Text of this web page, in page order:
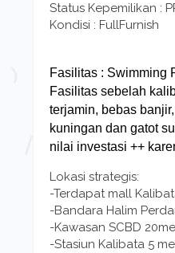
Status Kepemilikan :
Kondisi : FullFurnish
Fasilitas : Swimming
Fasilitas sebelah
terjamin, bebas
kuningan dan gatot
nilai investasi ++
Lokasi strategis:
-Terdapat mall
-Bandara Halim
-Kawasan SCBD
-Stasiun Kalibata 5